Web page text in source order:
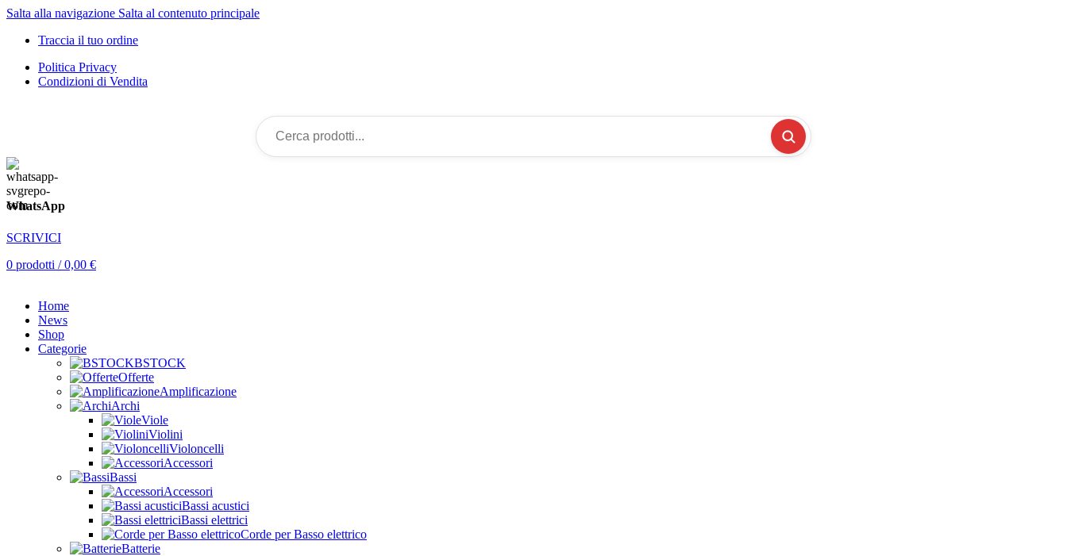
Salta alla navigazione Salta al contenuto principale
Traccia il tuo ordine
Politica Privacy
Condizioni di Vendita
Cerca
prodotti...
WhatsApp
SCRIVICI
0 prodotti / 0,00 €
Home
News
Shop
Categorie
BSTOCK
Offerte
Amplificazione
Archi
Viole
Violini
Violoncelli
Accessori
Bassi
Accessori
Bassi acustici
Bassi elettrici
Corde per Basso elettrico
Batterie